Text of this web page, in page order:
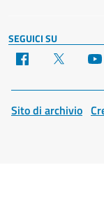
SEGUICI SU
Facebook
Sito di archivio